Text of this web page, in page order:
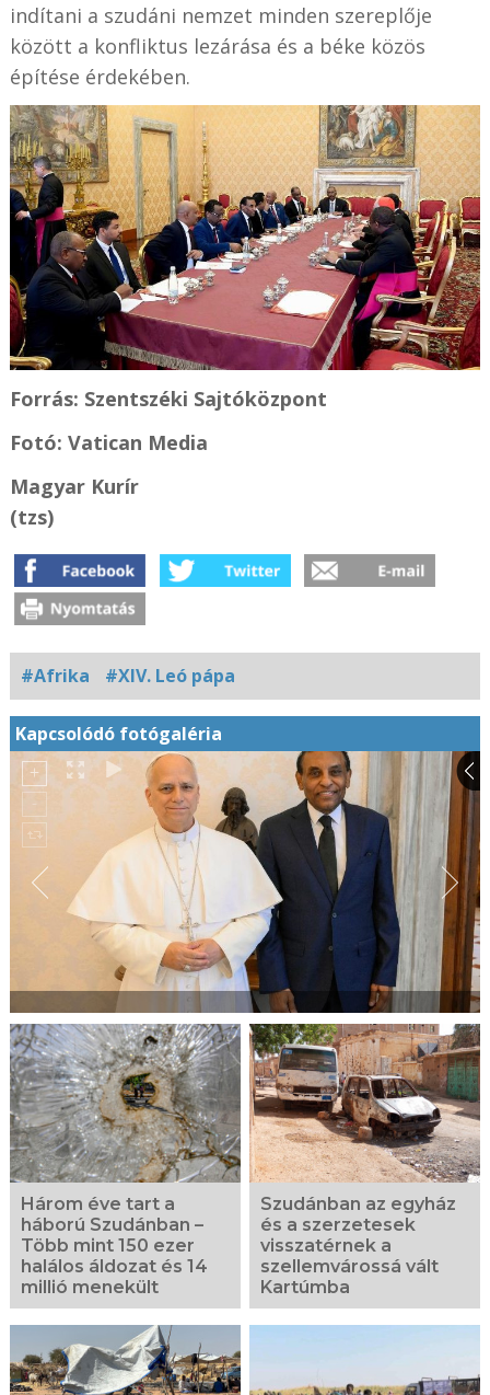
indítani a szudáni nemzet minden szereplője
között a konfliktus lezárása és a béke közös
építése érdekében.
Forrás: Szentszéki Sajtóközpont
Fotó: Vatican Media
Magyar Kurír
(tzs)
#Afrika #XIV. Leó pápa
Kapcsolódó fotógaléria
Három éve tart a
háború Szudánban –
Több mint 150 ezer
halálos áldozat és 14
millió menekült
Szudánban az egyház
és a szerzetesek
visszatérnek a
szellemvárossá vált
Kartúmba